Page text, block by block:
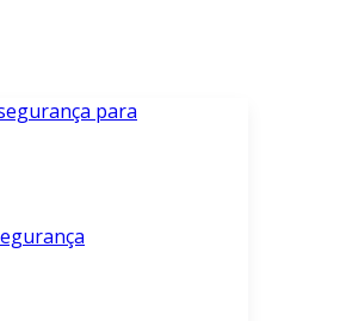
para